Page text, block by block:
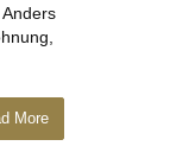
More